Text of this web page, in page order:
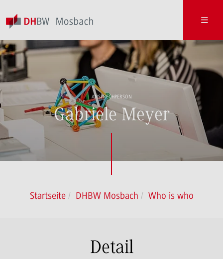
ANSPRECHPERSON
Gabriele Meyer
Startseite DHBW Mosbach Who is who
Detail